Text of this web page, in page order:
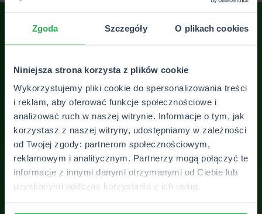
Zgoda Szczegóły O plikach cookies
Niniejsza strona korzysta z plików cookie
Wykorzystujemy pliki cookie do spersonalizowania treści
i reklam, aby oferować funkcje społecznościowe i
analizować ruch w naszej witrynie. Informacje o tym, jak
korzystasz z naszej witryny, udostępniamy w zależności
od Twojej zgody: partnerom społecznościowym,
reklamowym i analitycznym. Partnerzy mogą połączyć te
informacje z innymi danymi otrzymanymi od Ciebie lub
uzyskanymi podczas korzystania z ich usług.
Pełen profesjonalizm i świetne podejście do
klienta. Pan Krzysztof zawsze znajduje najlepszą
ofertę dopasowaną do potrzeb i wszystko
dokładnie wyjaśnia. Szybki kontakt i bardzo miła
obsługa. Zdecydowanie polecam!
Aleksandra Wolska